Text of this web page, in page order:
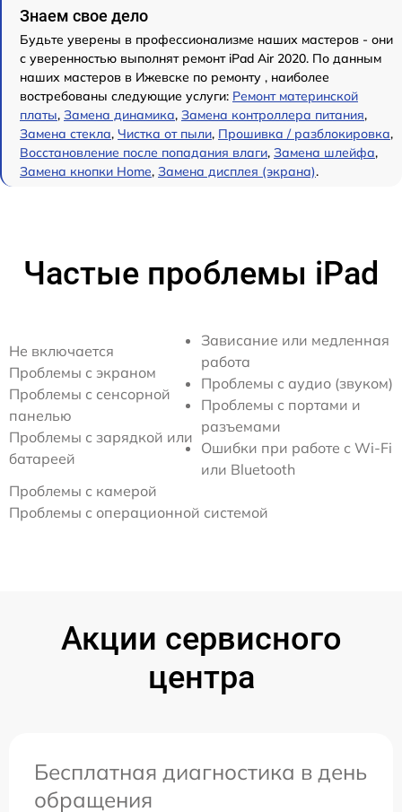
Знаем свое дело
Будьте уверены в профессионализме наших мастеров - они
с уверенностью выполнят ремонт iPad Air 2020. По данным
наших мастеров в Ижевске по ремонту , наиболее
востребованы следующие услуги: Ремонт материнской
платы, Замена динамика, Замена контроллера питания,
Замена стекла, Чистка от пыли, Прошивка / разблокировка,
Восстановление после попадания влаги, Замена шлейфа,
Замена кнопки Home, Замена дисплея (экрана).
Частые проблемы iPad
Не включается
Проблемы с экраном
Проблемы с сенсорной
панелью
Проблемы с зарядкой или
батареей
Зависание или медленная
работа
Проблемы с аудио (звуком)
Проблемы с портами и
разъемами
Ошибки при работе с Wi-Fi
или Bluetooth
Проблемы с камерой
Проблемы с операционной системой
Акции сервисного
центра
Бесплатная диагностика в день
обращения